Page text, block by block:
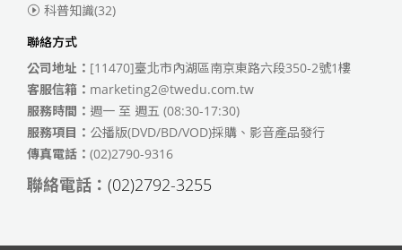
科普知識(32)
聯絡方式
公司地址： [11470]臺北市內湖區南京東路六段350-2號1樓
客服信箱： marketing2@twedu.com.tw
服務時間： 週一 至 週五 (08:30-17:30)
服務項目： 公播版(DVD/BD/VOD)採購、影音產品發行
傳真電話： (02)2790-9316
聯絡電話： (02)2792-3255